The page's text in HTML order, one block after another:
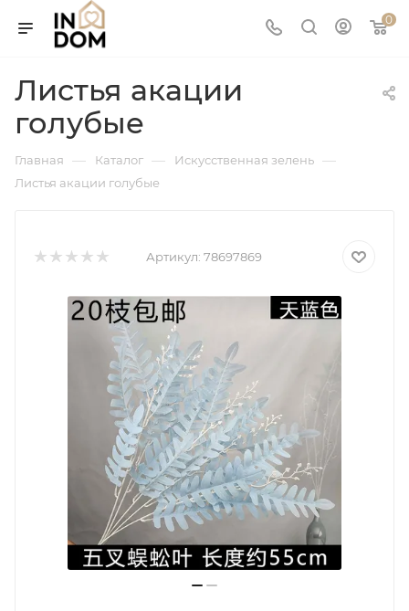
0
Листья акации
голубые
Главная — Каталог — Искусственная зелень —
Листья акации голубые
Артикул: 78697869